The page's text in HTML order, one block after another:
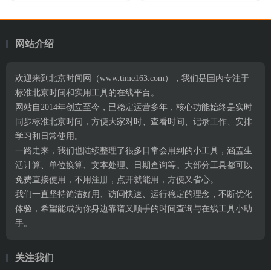
网站介绍
欢迎来到北京时间网（www.time163.com），我们是国内专注于
标准北京时间和实用工具的在线平台。
网站自2014年创立至今，已稳定运营多年，核心功能始终是实时
同步标准北京时间，方便大家对时、查看时间、记录工作、安排
学习和日常使用。
一路走来，我们也陆续整理了很多日常会用到的小工具，涵盖生
活计算、单位换算、文本处理、日期查询等。大部分工具都可以
免费直接使用，不用注册，点开就能用，方便又省心。
我们一直坚持简洁好用、访问快速、运行稳定的理念，不断优化
体验，希望能成为你身边靠谱又顺手的时间查询与在线工具小助
手。
关注我们